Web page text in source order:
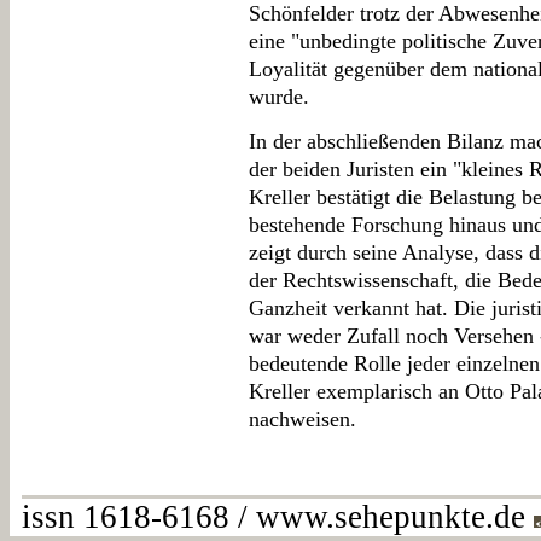
Schönfelder trotz der
eine "unbedingte politische
Loyalität gegenüber dem
wurde.
In der abschließenden Bilanz
der beiden Juristen ein "kleines
Kreller bestätigt die Belastung
bestehende Forschung hinaus
zeigt durch seine Analyse, dass
der Rechtswissenschaft, die
Ganzheit verkannt hat. Die
war weder Zufall noch
bedeutende Rolle jeder
Kreller exemplarisch an Otto
nachweisen.
issn 1618-6168 / www.sehepunkte.de